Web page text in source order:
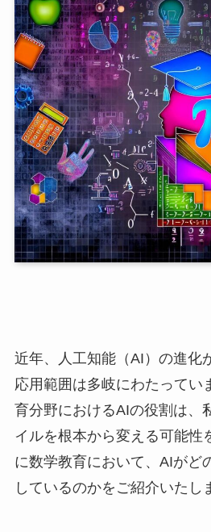
近年、人工知能（AI）の進化
応用範囲は多岐にわたってい
育分野におけるAIの役割は、
イルを根本から変える可能性
に数学教育において、AIがど
しているのかをご紹介いたし